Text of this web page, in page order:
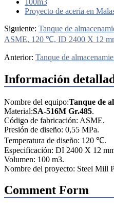
Proyecto de acería en
Siguiente: Tanque de
ASME, 120 ℃, ID 2400 X 12
Anterior: Tanque de
Información
Nombre del equipo:Tanque de
Material:SA-516M Gr.485.
Código de fabricación: ASME.
Presión de diseño: 0,55 MPa.
Temperatura de diseño: 120 ℃.
Especificación: DI 2400 X 12
Volumen: 100 m3.
Nombre del proyecto: Steel Mill
Comment Form